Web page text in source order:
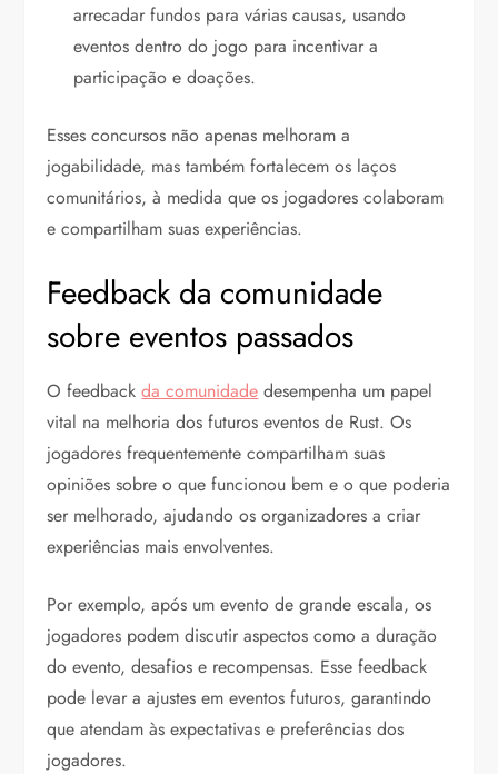
arrecadar fundos para várias causas, usando
eventos dentro do jogo para incentivar a
participação e doações.
Esses concursos não apenas melhoram a
jogabilidade, mas também fortalecem os laços
comunitários, à medida que os jogadores colaboram
e compartilham suas experiências.
Feedback da comunidade
sobre eventos passados
O feedbackda comunidade desempenha um papel
vital na melhoria dos futuros eventos de Rust. Os
jogadores frequentemente compartilham suas
opiniões sobre o que funcionou bem e o que poderia
ser melhorado, ajudando os organizadores a criar
experiências mais envolventes.
Por exemplo, após um evento de grande escala, os
jogadores podem discutir aspectos como a duração
do evento, desafios e recompensas. Esse feedback
pode levar a ajustes em eventos futuros, garantindo
que atendam às expectativas e preferências dos
jogadores.